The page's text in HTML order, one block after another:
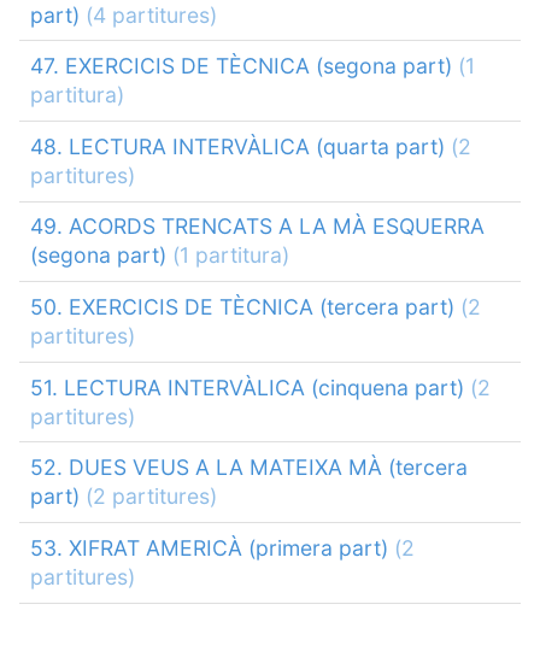
part) (4 partitures)
47. EXERCICIS DE TÈCNICA (segona part) (1
partitura)
48. LECTURA INTERVÀLICA (quarta part) (2
partitures)
49. ACORDS TRENCATS A LA MÀ ESQUERRA
(segona part) (1 partitura)
50. EXERCICIS DE TÈCNICA (tercera part) (2
partitures)
51. LECTURA INTERVÀLICA (cinquena part) (2
partitures)
52. DUES VEUS A LA MATEIXA MÀ (tercera
part) (2 partitures)
53. XIFRAT AMERICÀ (primera part) (2
partitures)